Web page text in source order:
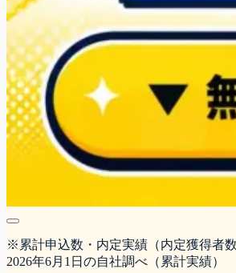
※累計申込数・内定実績（内定獲得者
2026年6月1日の自社調べ（累計実績）